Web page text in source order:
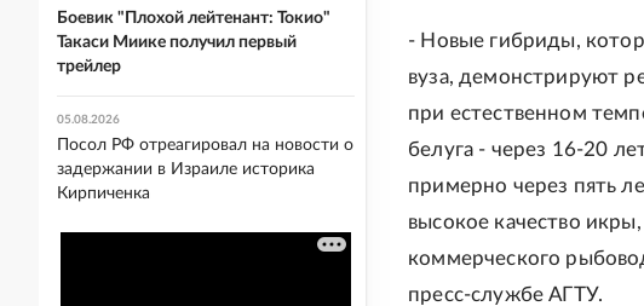
- Новые гибриды,
вуза, демонстрируют
при естественном
белуга - через 16-20
примерно через пять
высокое качество
коммерческого
пресс-службе АГТУ.
Боевик "Плохой лейтенант: Токио"
Такаси Миике получил первый
трейлер
05.08.2026
Посол РФ отреагировал на новости о
задержании в Израиле историка
Кирпиченка